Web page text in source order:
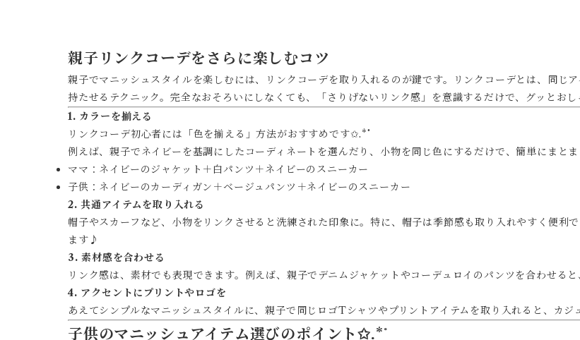
親子リンクコーデをさらに楽しむコツ
親子でマニッシュスタイルを楽しむには、リンクコーデを取り入れるのが鍵です。リンクコーデとは、同じ
持たせるテクニック。完全なおそろいにしなくても、「さりげないリンク感」を意識するだけで、グッとお
1. カラーを揃える
リンクコーデ初心者には「色を揃える」方法がおすすめです✩.*˚
例えば、親子でネイビーを基調にしたコーディネートを選んだり、小物を同じ色にするだけで、簡単にまとま
ママ：ネイビーのジャケット＋白パンツ＋ネイビーのスニーカー
子供：ネイビーのカーディガン＋ベージュパンツ＋ネイビーのスニーカー
2.共通アイテムを取り入れる
帽子やスカーフなど、小物をリンクさせると洗練された印象に。特に、帽子は季節感も取り入れやすく便利
ます♪
3.素材感を合わせる
リンク感は、素材でも表現できます。例えば、親子でデニムジャケットやコーデュロイのパンツを合わせる
4. アクセントにプリントやロゴを
あえてシンプルなマニッシュスタイルに、親子で同じロゴTシャツやプリントアイテムを取り入れると、カ
子供のマニッシュアイテム選びのポイント✩.*˚